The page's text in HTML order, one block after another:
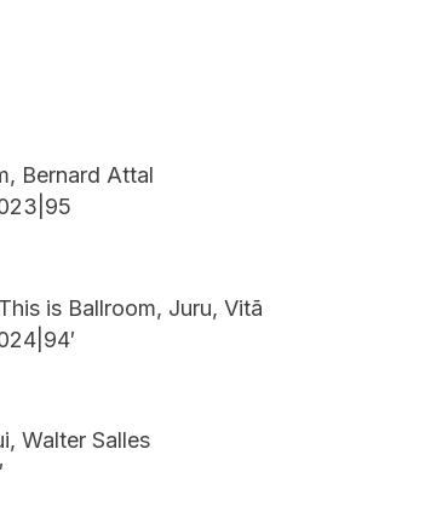
Bernard Attal
is Ballroom, Juru, Vitã
Walter Salles